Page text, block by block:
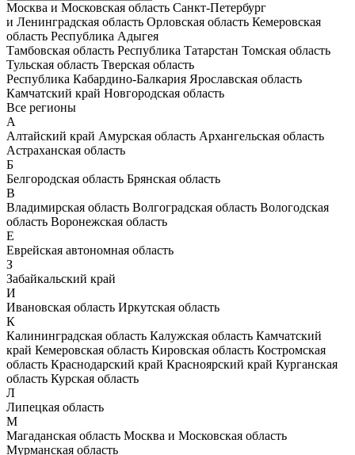
Москва и Московская область Санкт-Петербург
и Ленинградская область Орловская область Кемеровская
область Республика Адыгея
Тамбовская область Республика Татарстан Томская область
Тульская область Тверская область
Республика Кабардино-Балкария Ярославская область
Камчатский край Новгородская область
Все регионы
А
Алтайский край Амурская область Архангельская область
Астраханская область
Б
Белгородская область Брянская область
В
Владимирская область Волгоградская область Вологодская
область Воронежская область
Е
Еврейская автономная область
З
Забайкальский край
И
Ивановская область Иркутская область
К
Калининградская область Калужская область Камчатский
край Кемеровская область Кировская область Костромская
область Краснодарский край Красноярский край Курганская
область Курская область
Л
Липецкая область
М
Магаданская область Москва и Московская область
Мурманская область